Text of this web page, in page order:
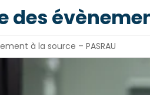
des
à la source – PASRAU